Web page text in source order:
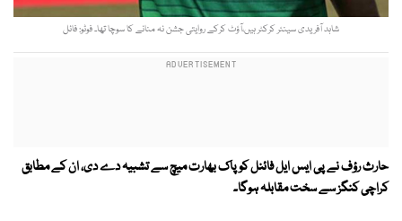
شاہد آفریدی سینئر کرکٹر ہیں،آؤٹ کرکے روایتی جشن نہ منانے کا سوچا تھا۔ فوٹو: فائل
حارث رؤف نے پی ایس ایل فائنل کو پاک بھارت میچ سے تشبیہ دے دی، ان کے مطابق
کراچی کنگز سے سخت مقابلہ ہوگا۔